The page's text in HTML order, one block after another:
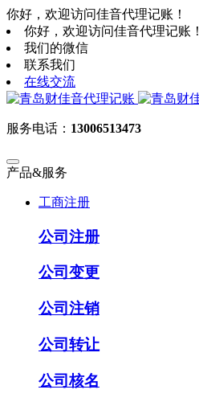
你好，欢迎访问佳音代理记账！
你好，欢迎访问佳音代理记账！
我们的微信
联系我们
在线交流
服务电话： 13006513473
产品&服务
工商注册
公司注册
公司变更
公司注销
公司转让
公司核名